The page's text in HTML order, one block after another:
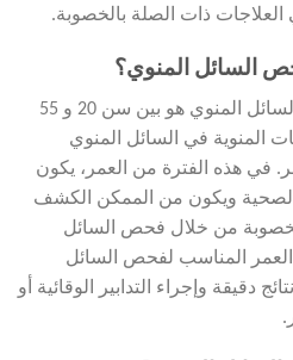
ذات الصلة بالخصوبة.
السائل المنوي؟
يُعتبر العمر المناسب لفحص السائل المنوي هو بين سن 20 و 55
المنوية في السائل المنوي
في هذه الفترة من العمر، يكون
ويكون من الممكن الكشف
من خلال فحص السائل
العمر المناسب لفحص السائل
دقيقة وإجراء التدابير الوقائية أو